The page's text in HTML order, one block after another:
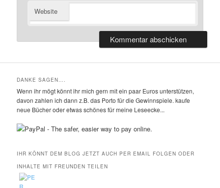
Website
DANKE SAGEN….
Wenn ihr mögt könnt ihr mich gern mit ein paar Euros unterstützen,
davon zahlen ich dann z.B. das Porto für die Gewinnspiele. kaufe
neue Bücher oder etwas schönes für meine Leseecke...
IHR KÖNNT DEM BLOG JETZT AUCH PER EMAIL FOLGEN ODER
INHALTE MIT FREUNDEN TEILEN